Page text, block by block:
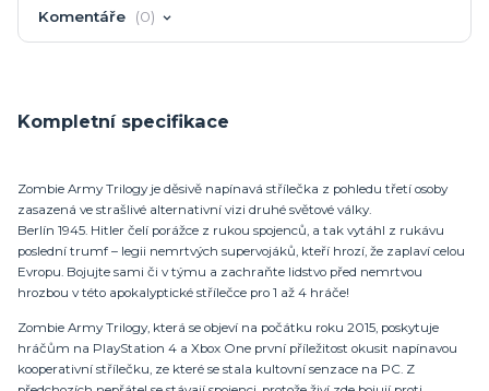
Komentáře 0
Kompletní specifikace
Zombie Army Trilogy je děsivě napínavá střílečka z pohledu třetí osoby
zasazená ve strašlivé alternativní vizi druhé světové války.
Berlín 1945. Hitler čelí porážce z rukou spojenců, a tak vytáhl z rukávu
poslední trumf – legii nemrtvých supervojáků, kteří hrozí, že zaplaví celou
Evropu. Bojujte sami či v týmu a zachraňte lidstvo před nemrtvou
hrozbou v této apokalyptické střílečce pro 1 až 4 hráče!
Zombie Army Trilogy, která se objeví na počátku roku 2015, poskytuje
hráčům na PlayStation 4 a Xbox One první příležitost okusit napínavou
kooperativní střílečku, ze které se stala kultovní senzace na PC. Z